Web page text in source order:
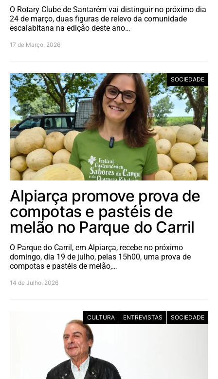
O Rotary Clube de Santarém vai distinguir no próximo dia
24 de março, duas figuras de relevo da comunidade
escalabitana na edição deste ano…
17 de Março, 2026
SOCIEDADE
Alpiarça promove prova de
compotas e pastéis de
melão no Parque do Carril
O Parque do Carril, em Alpiarça, recebe no próximo
domingo, dia 19 de julho, pelas 15h00, uma prova de
compotas e pastéis de melão,…
14 de Julho, 2026
CULTURA ENTREVISTAS SOCIEDADE